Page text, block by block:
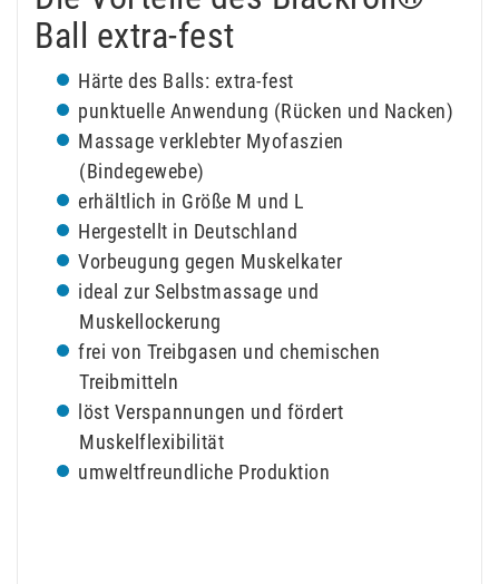
Ball extra-fest
Härte des Balls: extra-fest
punktuelle Anwendung (Rücken und Nacken)
Massage verklebter Myofaszien
(Bindegewebe)
erhältlich in Größe M und L
Hergestellt in Deutschland
Vorbeugung gegen Muskelkater
ideal zur Selbstmassage und
Muskellockerung
frei von Treibgasen und chemischen
Treibmitteln
löst Verspannungen und fördert
Muskelflexibilität
umweltfreundliche Produktion